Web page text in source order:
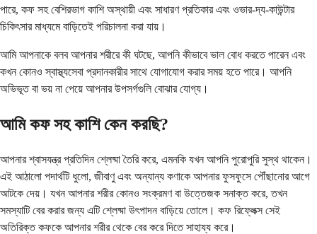
পারে, কফ সহ বেশিরভাগ কাশি অস্থায়ী এবং সাধারণ প্রতিকার এবং ওভার-দ্য-কাউন্টার
চিকিৎসার মাধ্যমে বাড়িতেই পরিচালনা করা যায়।
আমি আপনাকে বলব আপনার শরীরে কী ঘটছে, আপনি কীভাবে ভাল বোধ করতে পারেন এবং
কখন কোনও স্বাস্থ্যসেবা প্রদানকারীর সাথে যোগাযোগ করার সময় হতে পারে। আপনি
অভিভূত বা ভয় না পেয়ে আপনার উপসর্গগুলি বোঝার যোগ্য।
আমি কফ সহ কাশি কেন করছি?
আপনার শ্বাসযন্ত্র প্রতিদিন শ্লেষ্মা তৈরি করে, এমনকি যখন আপনি পুরোপুরি সুস্থ থাকেন।
এই আঠালো পদার্থটি ধুলো, জীবাণু এবং অন্যান্য কণাকে আপনার ফুসফুসে পৌঁছানোর আগে
আটকে দেয়। যখন আপনার শরীর কোনও সংক্রমণ বা উত্তেজক সনাক্ত করে, তখন
সমস্যাটি বের করার জন্য এটি শ্লেষ্মা উৎপাদন বাড়িয়ে তোলে। কফ রিফ্লেক্স সেই
অতিরিক্ত কফকে আপনার শরীর থেকে বের করে দিতে সাহায্য করে।